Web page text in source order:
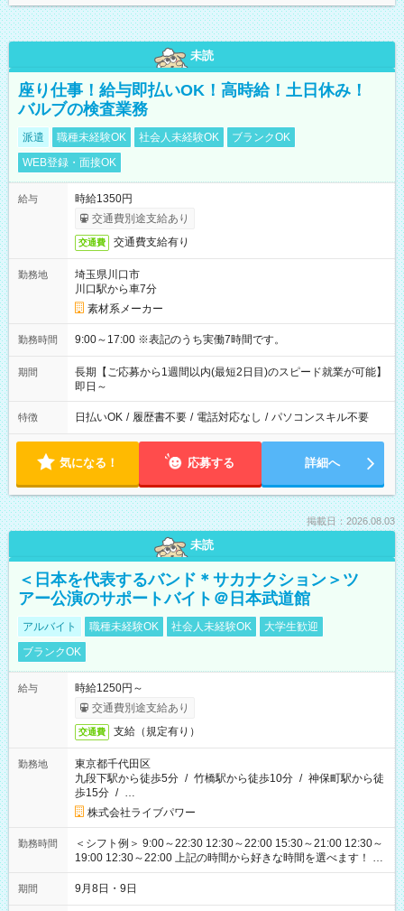
未読
座り仕事！給与即払いOK！高時給！土日休み！
バルブの検査業務
派遣 職種未経験OK 社会人未経験OK
ブランクOK
WEB登録・面接OK
給与
時給1350円
交通費別途支給あり
交通費 交通費支給有り
勤務地
埼玉県川口市
川口駅から車7分
素材系メーカー
勤務時間 9:00～17:00 ※表記のうち実働7時間です。
期間
長期【ご応募から1週間以内(最短2日目)のスピード就業が可能】
即日～
特徴 日払いOK / 履歴書不要 / 電話対応なし / パソコンスキル不要
気になる！ 応募する 詳細へ
掲載日：2026.08.03
未読
＜日本を代表するバンド＊サカナクション＞ツ
アー公演のサポートバイト＠日本武道館
アルバイト 職種未経験OK 社会人未経験OK
大学生歓迎
ブランクOK
給与
時給1250円～
交通費別途支給あり
交通費 支給（規定有り）
勤務地
東京都千代田区
九段下駅から徒歩5分 / 竹橋駅から徒歩10分 / 神保町駅から徒
歩15分 / …
株式会社ライブパワー
勤務時間
＜シフト例＞ 9:00～22:30 12:30～22:00 15:30～21:00 12:30～
19:00 12:30～22:00 上記の時間から好きな時間を選べます！ ※
時間は変更となる可能性があります
期間 9月8日・9日